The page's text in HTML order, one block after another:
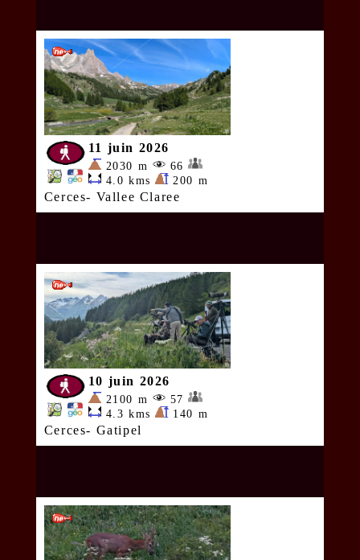
11 juin 2026
2030 m
66
4.0 kms
200 m
Cerces- Vallee Claree
10 juin 2026
2100 m
57
4.3 kms
140 m
Cerces- Gatipel